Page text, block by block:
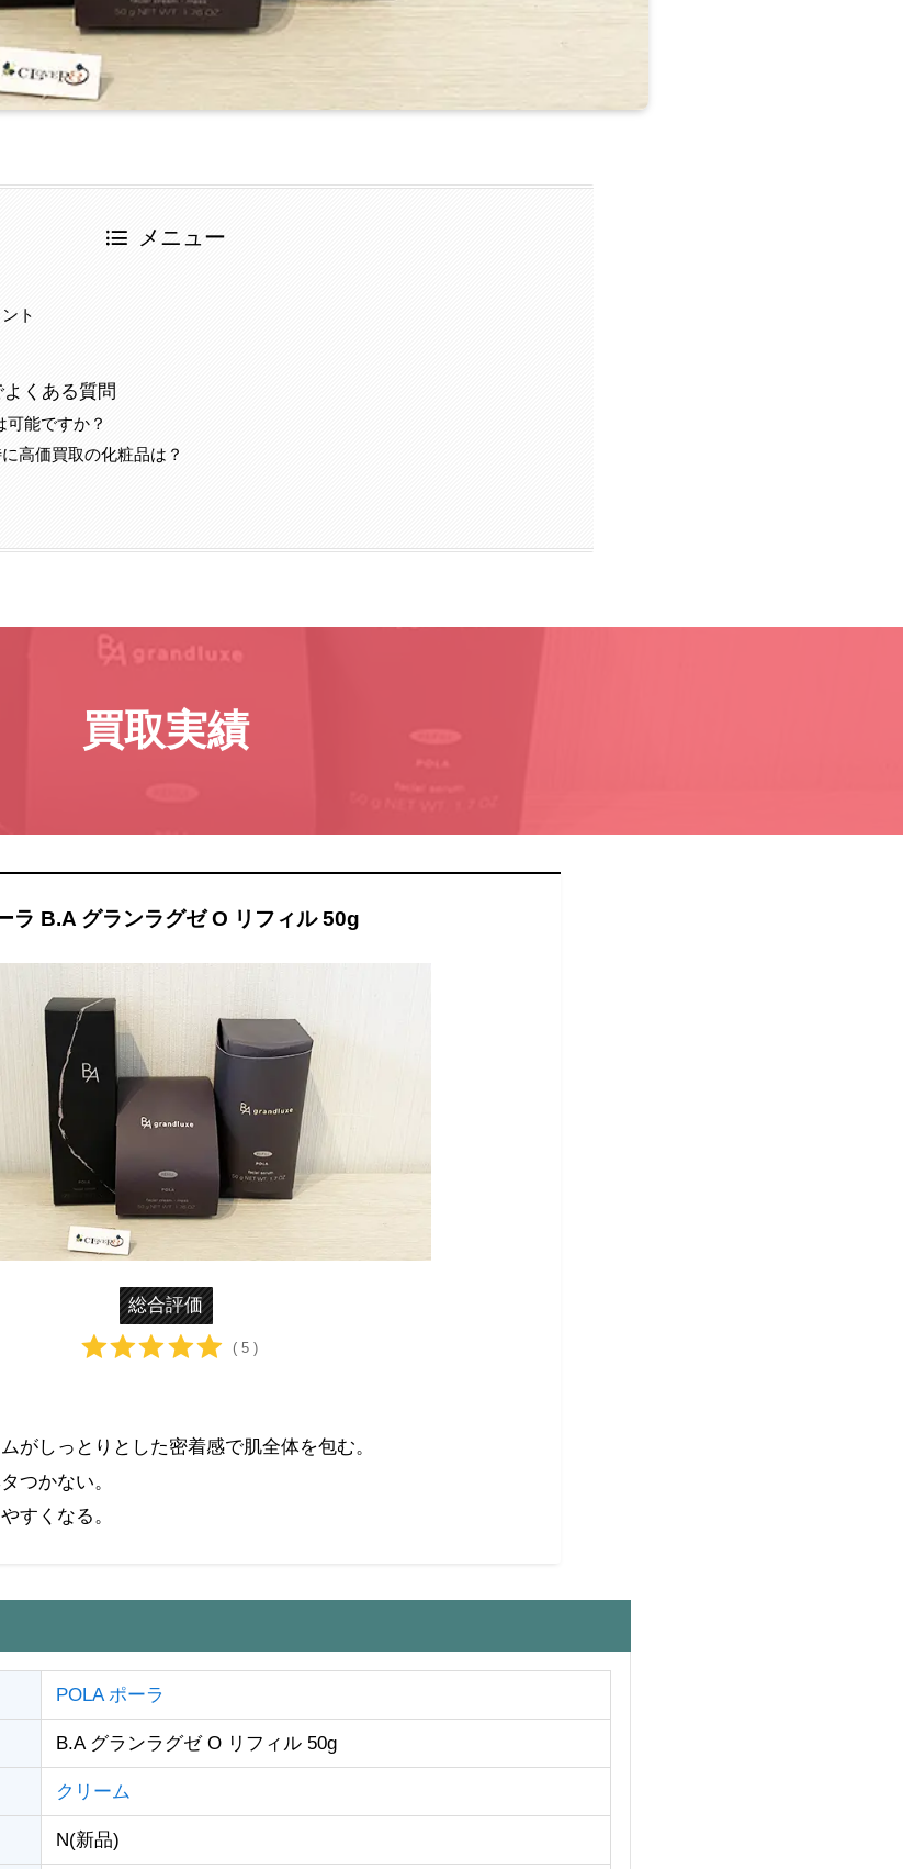
メニュー
ト
くある質問
可能ですか？
高価買取の化粧品は？
買取実績
ラ B.A グランラグゼ O リフィル 50g
総合評価
( 5 )
がしっとりとした密着感で肌全体を包む。
つかない。
すくなる。
POLA ポーラ
B.A グランラグゼ O リフィル 50g
クリーム
N(新品)